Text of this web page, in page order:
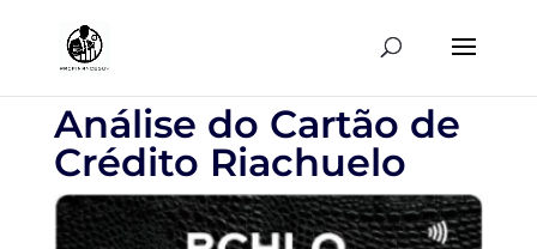
Análise do Cartão de
Crédito Riachuelo